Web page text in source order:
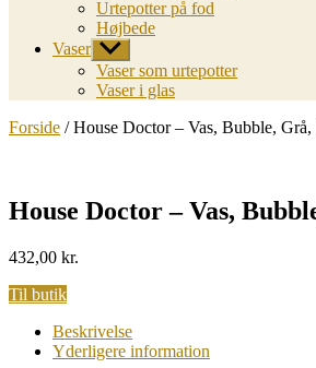
Urtepotter på fod
Højbede
Vaser Vis
undermenu
Vaser som urtepotter
Vaser i glas
Forside / House Doctor – Vas, Bubble, Grå,
House Doctor – Vas,
432,00 kr.
Til butik
Beskrivelse
Yderligere information